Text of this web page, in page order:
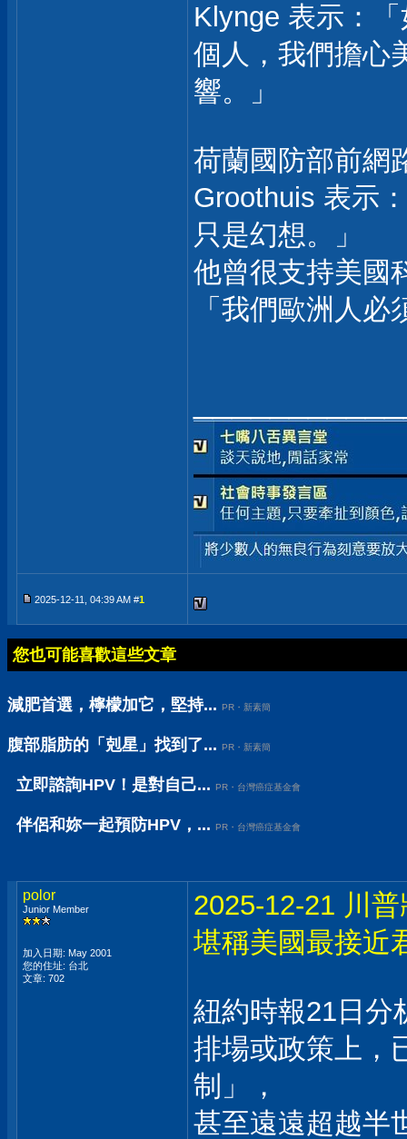
Klynge 表示：
個人，我們擔心
響。」
荷蘭國防部前網
Groothuis 表示
只是幻想。」
他曾很支持美國
「我們歐洲人
2025-12-11, 04:39 AM #1
您也可能喜歡這些文章
減肥首選，檸檬加它，堅持... PR・新素簡
腹部脂肪的「剋星」找到了... PR・新素簡
立即諮詢HPV！是對自己... PR・台灣癌症基金會
伴侶和妳一起預防HPV，... PR・台灣癌症基金會
polor
Junior Member
加入日期: May 2001
您的住址: 台北
文章: 702
2025-12-21 川
堪稱美國最接近
紐約時報21日分
排場或政策上，
制」，
甚至遠遠超越半